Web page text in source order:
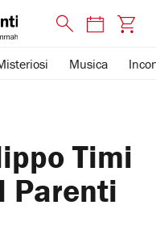
Musica
Timi
Parenti